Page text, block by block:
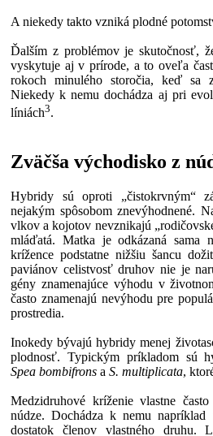
A niekedy takto vzniká plodné
Ďalším z problémov je skutočnosť,
vyskytuje aj v prírode, a to oveľa
rokoch minulého storočia, keď sa
Niekedy k nemu dochádza aj pri
líniách3.
Zväčša východisko z
Hybridy sú oproti „čistokrvným“
nejakým spôsobom znevýhodnené.
vlkov a kojotov nevznikajú
mláďatá. Matka je odkázaná sama
krížence podstatne nižšiu šancu
paviánov celistvosť druhov nie je
gény znamenajúce výhodu v
často znamenajú nevýhodu pre
prostredia.
Inokedy bývajú hybridy menej
plodnosť. Typickým príkladom sú
Spea bombifrons a S. multiplicata,
Medzidruhové kríženie vlastne
núdze. Dochádza k nemu
dostatok členov vlastného druhu.